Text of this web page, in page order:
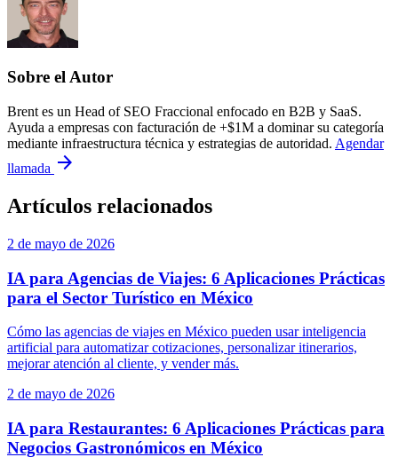
Sobre el Autor
Brent es un Head of SEO Fraccional enfocado en B2B y SaaS.
Ayuda a empresas con facturación de +$1M a dominar su categoría
mediante infraestructura técnica y estrategias de autoridad. Agendar
llamada arrow_forward
Artículos relacionados
2 de mayo de 2026
IA para Agencias de Viajes: 6 Aplicaciones Prácticas
para el Sector Turístico en México
Cómo las agencias de viajes en México pueden usar inteligencia
artificial para automatizar cotizaciones, personalizar itinerarios,
mejorar atención al cliente, y vender más.
2 de mayo de 2026
IA para Restaurantes: 6 Aplicaciones Prácticas para
Negocios Gastronómicos en México